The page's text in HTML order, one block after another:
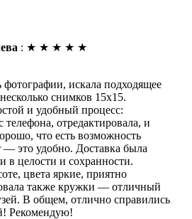
: ★ ★ ★ ★ ★
фотографии, искала подходящее
снимков 15х15.
и удобный процесс:
телефона, отредактировала, и
что есть возможность
— это удобно. Доставка была
в целости и сохранности.
цвета яркие, приятно
также кружки — отличный
В общем, отлично справились
Рекомендую!